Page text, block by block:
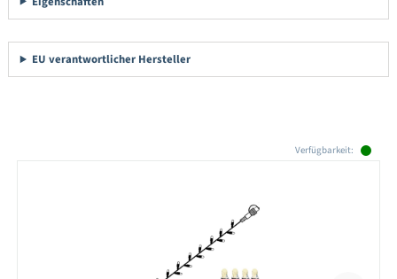
EU verantwortlicher Hersteller
Verfügbarkeit: